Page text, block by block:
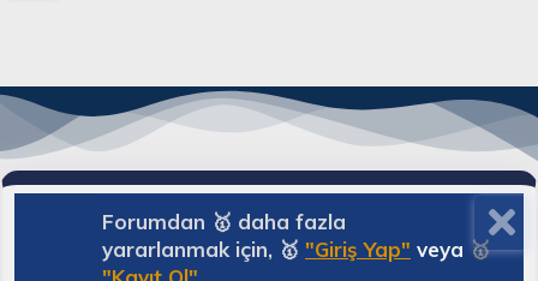
Forumdan 🥇 daha fazla
yararlanmak için, 🥇 "Giriş Yap" veya 🥇